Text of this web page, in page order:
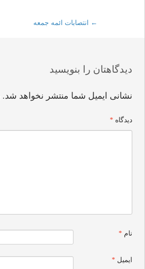
Post
navigation
← انتصابات ائمه جمعه
دیدگاهتان را بنویسید
نشانی ایمیل شما منتشر نخواهد شد.
دیدگاه*
نام*
ایمیل*